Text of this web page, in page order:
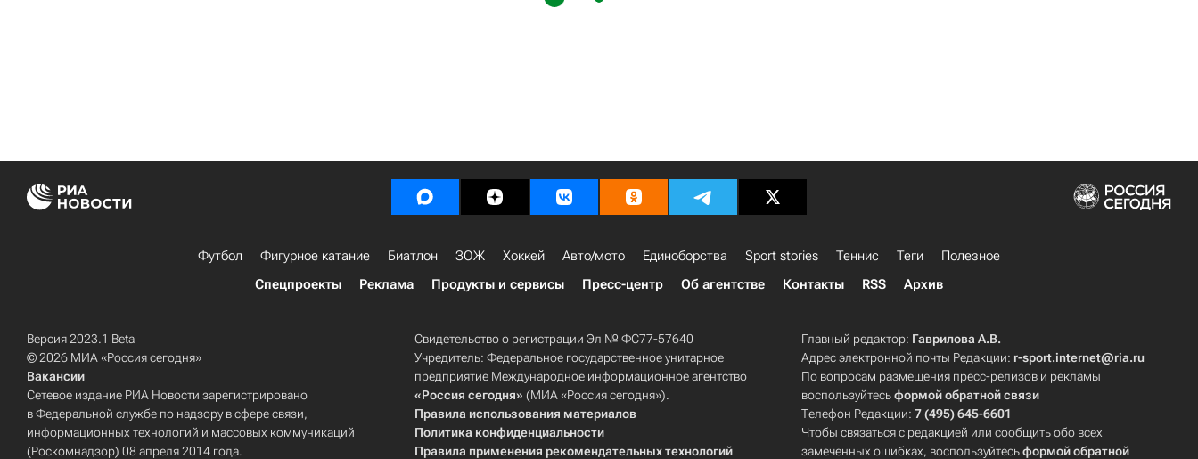
Футбол Фигурное катание Биатлон ЗОЖ Хоккей Авто/мото Единоборства Sport stories Теннис Теги
Полезное
Спецпроекты
Реклама Продукты и сервисы Пресс-центр Об агентстве Контакты RSS Архив
Версия 2023.1 Beta
© 2026 МИА «Россия сегодня»
Вакансии
Сетевое издание РИА Новости зарегистрировано
в Федеральной службе по надзору в сфере связи,
информационных технологий и массовых коммуникаций
(Роскомнадзор) 08 апреля 2014 года.
Свидетельство о регистрации Эл № ФС77-57640
Учредитель: Федеральное государственное унитарное
предприятие Международное информационное агентство
«Россия сегодня» (МИА «Россия сегодня»).
Правила использования материалов
Политика конфиденциальности
Правила применения рекомендательных технологий
Главный редактор: Гаврилова А.В.
Адрес электронной почты Редакции: r-sport.internet@ria.ru
По вопросам размещения пресс-релизов и рекламы
воспользуйтесьформой обратной связи
Телефон Редакции:7 (495) 645-6601
Чтобы связаться с редакцией или сообщить обо всех
замеченных ошибках, воспользуйтесьформой обратной